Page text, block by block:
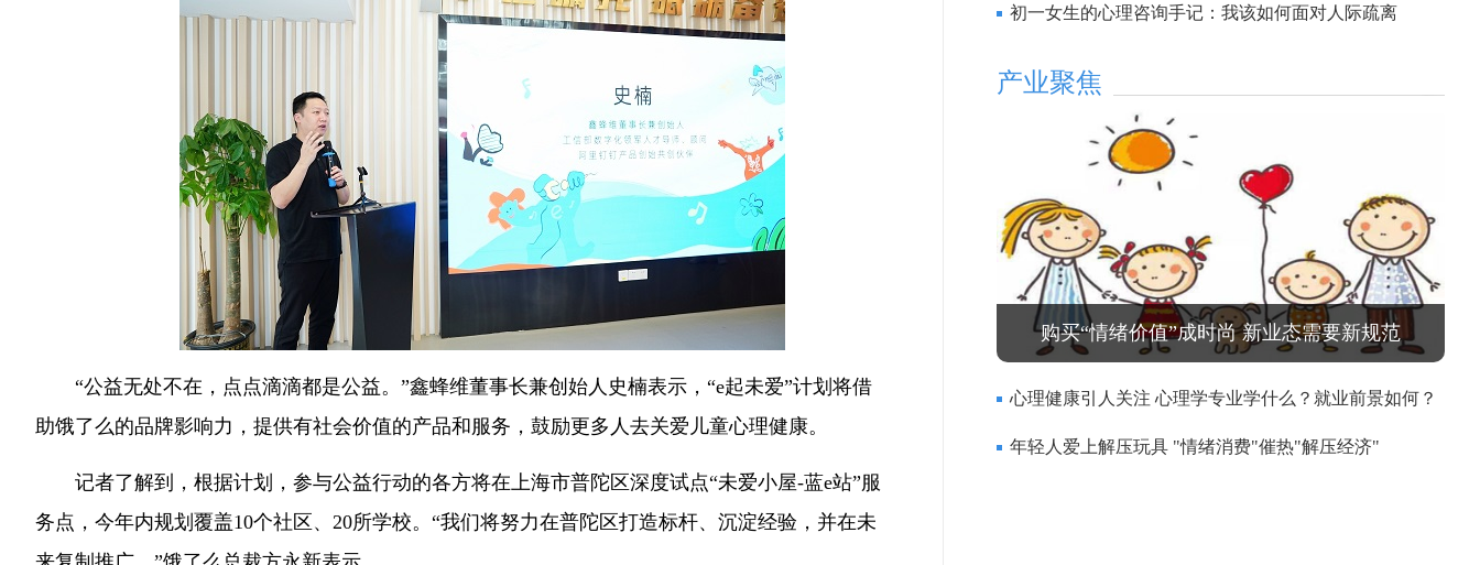
“公益无处不在，点点滴滴都是公益。”鑫蜂维董事长兼创始人史楠表示，“e起未爱”计划将借
助饿了么的品牌影响力，提供有社会价值的产品和服务，鼓励更多人去关爱儿童心理健康。
记者了解到，根据计划，参与公益行动的各方将在上海市普陀区深度试点“未爱小屋-蓝e站”服
务点，今年内规划覆盖10个社区、20所学校。“我们将努力在普陀区打造标杆、沉淀经验，并在未
初一女生的心理咨询手记：我该如何面对人际疏离
产业聚焦
购买“情绪价值”成时尚 新业态需要新规范
心理健康引人关注 心理学专业学什么？就业前景如何？
年轻人爱上解压玩具 "情绪消费"催热"解压经济"